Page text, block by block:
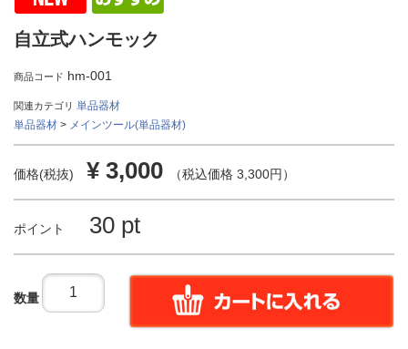
自立式ハンモック
商品コード hm-001
関連カテゴリ 単品器材
単品器材 > メインツール(単品器材)
価格(税抜) ¥ 3,000 （税込価格 3,300円）
ポイント 30 pt
数量